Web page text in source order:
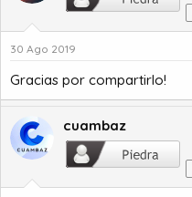
30 Ago 2019
Gracias por compartirlo!
cuambaz